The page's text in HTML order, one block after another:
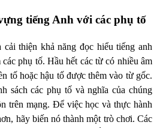
tiếng Anh với các phụ tố
thiện khả năng đọc hiểu tiếng anh
phụ tố. Hầu hết các từ có nhiều âm
tố hoặc hậu tố được thêm vào từ gốc.
sách các phụ tố và nghĩa của chúng
trên mạng. Để việc học và thực hành
hãy biến nó thành một trò chơi. Các